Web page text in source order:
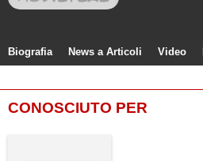
Biografia News a Articoli Video
CONOSCIUTO PER